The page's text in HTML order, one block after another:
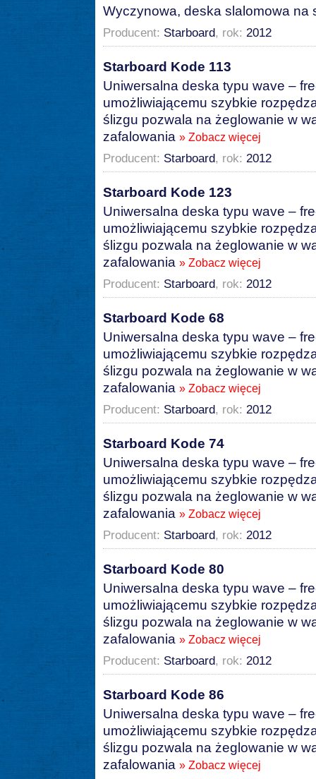
Wyczynowa, deska slalomowa na
Producent: Starboard, rok: 2012
Starboard Kode 113
Uniwersalna deska typu wave –
umożliwiającemu szybkie
ślizgu pozwala na żeglowanie w
zafalowania » Zobacz więcej
Producent: Starboard, rok: 2012
Starboard Kode 123
Uniwersalna deska typu wave –
umożliwiającemu szybkie
ślizgu pozwala na żeglowanie w
zafalowania » Zobacz więcej
Producent: Starboard, rok: 2012
Starboard Kode 68
Uniwersalna deska typu wave –
umożliwiającemu szybkie
ślizgu pozwala na żeglowanie w
zafalowania » Zobacz więcej
Producent: Starboard, rok: 2012
Starboard Kode 74
Uniwersalna deska typu wave –
umożliwiającemu szybkie
ślizgu pozwala na żeglowanie w
zafalowania » Zobacz więcej
Producent: Starboard, rok: 2012
Starboard Kode 80
Uniwersalna deska typu wave –
umożliwiającemu szybkie
ślizgu pozwala na żeglowanie w
zafalowania » Zobacz więcej
Producent: Starboard, rok: 2012
Starboard Kode 86
Uniwersalna deska typu wave –
umożliwiającemu szybkie
ślizgu pozwala na żeglowanie w
zafalowania » Zobacz więcej